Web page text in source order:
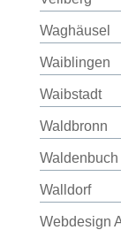
Waghäusel
Waiblingen
Waibstadt
Waldbronn
Waldenbuch
Walldorf
Webdesign